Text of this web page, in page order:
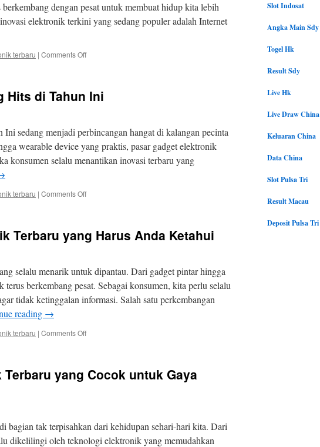
dengan pesat untuk membuat hidup kita lebih
elektronik terkini yang sedang populer adalah Internet
terbaru | Comments Offon
yang
Hidup
Anda
Lebih
Nyaman
Hits di Tahun Ini
sedang menjadi perbincangan hangat di kalangan pecinta
wearable device yang praktis, pasar gadget elektronik
konsumen selalu menantikan inovasi terbaru yang
terbaru | Comments Offon
Hits
di
Ini
Terbaru yang Harus Anda Ketahui
selalu menarik untuk dipantau. Dari gadget pintar hingga
berkembang pesat. Sebagai konsumen, kita perlu selalu
tidak ketinggalan informasi. Salah satu perkembangan
reading →
terbaru | Comments Offon
yang
yang Cocok untuk Gaya
bagian tak terpisahkan dari kehidupan sehari-hari kita. Dari
dikelilingi oleh teknologi elektronik yang memudahkan
Slot Indosat
Angka Main Sdy
Togel Hk
Result Sdy
Live Hk
Live Draw China
Keluaran China
Data China
Slot Pulsa Tri
Result Macau
Deposit Pulsa Tri